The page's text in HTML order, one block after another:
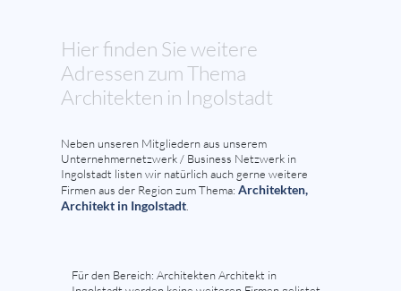
Hier finden Sie weitere
Adressen zum Thema
Architekten in Ingolstadt
Neben unseren Mitgliedern aus unserem
Unternehmernetzwerk / Business Netzwerk in
Ingolstadt listen wir natürlich auch gerne weitere
Firmen aus der Region zum Thema: Architekten,
Architekt in Ingolstadt
Für den Bereich: Architekten Architekt in